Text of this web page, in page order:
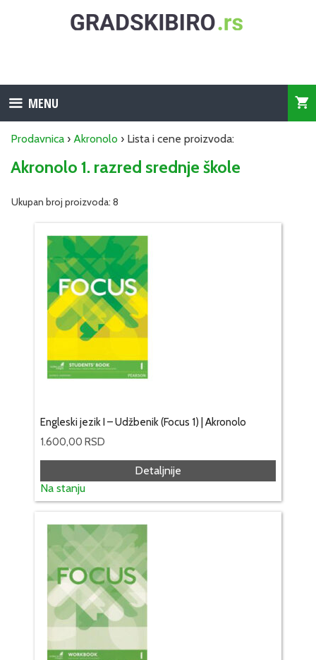
MENU
Prodavnica › Akronolo › Lista i cene proizvoda:
Akronolo 1. razred srednje škole
Ukupan broj proizvoda: 8
Engleski jezik I – Udžbenik (Focus 1) | Akronolo
1.600,00 RSD
Detaljnije
Na stanju